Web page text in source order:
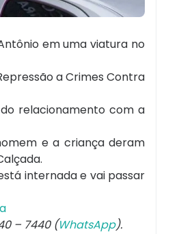
em uma viatura no
a Crimes Contra
relacionamento com a
e a criança deram
internada e vai passar
– 7440 (WhatsApp).